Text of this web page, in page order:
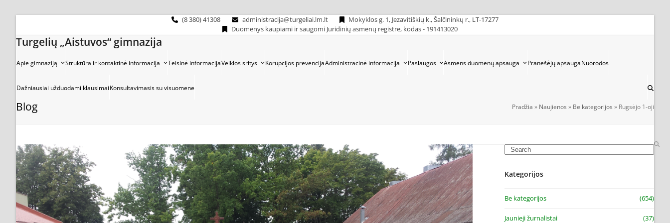
(8 380) 41308 administracija@turgeliai.lm.lt
Mokyklos g. 1, Jezavitiškių k., Šalčininkų r., LT-17277
Duomenys kaupiami ir saugomi Juridinių asmenų registre, kodas - 191413020
Turgelių „Aistuvos“ gimnazija
Apie gimnaziją Struktūra ir kontaktinė informacija Teisinė informacijaVeiklos sritys Korupcijos prevencijaAdministracinė informacija Paslaugos Asmens duomenų apsauga Pranešėjų apsaugaNuorodos
Dažniausiai užduodami klausimaiKonsultavimasis su visuomene
Blog Pradžia » Naujienos » Be kategorijos » Rugsėjo 1-oji
Search
Kategorijos
Be kategorijos (654)
Jaunieji žurnalistai (37)